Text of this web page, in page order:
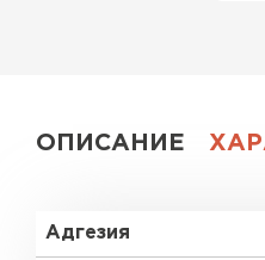
ОПИСАНИЕ
Адгезия